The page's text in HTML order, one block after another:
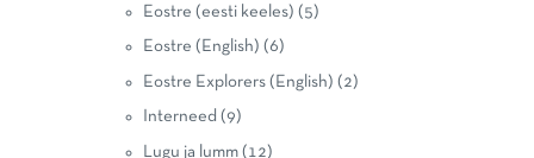
Eostre (eesti keeles) (5)
Eostre (English) (6)
Eostre Explorers (English) (2)
Interneed (9)
Lugu ja lumm (12)